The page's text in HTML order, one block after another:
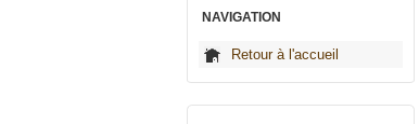
NAVIGATION
Retour à l'accueil